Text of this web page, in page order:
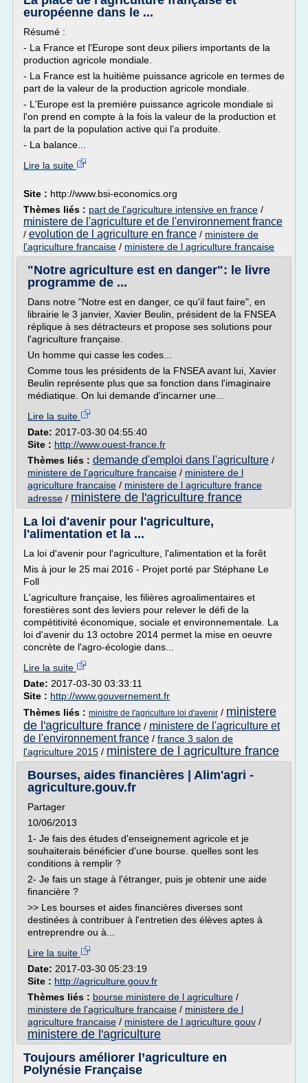
européenne dans le ...
Résumé :
- La France et l'Europe sont deux piliers importants de la
production agricole mondiale.
- La France est la huitième puissance agricole en termes de
part de la valeur de la production agricole mondiale.
- L'Europe est la première puissance agricole mondiale si
l'on prend en compte à la fois la valeur de la production et
la part de la population active qui l'a produite.
- La balance...
Lire la suite
Site : http://www.bsi-economics.org
Thèmes liés : part de l'agriculture intensive en france /
ministere de l'agriculture et de l'environnement france
/ evolution de l agriculture en france / ministere de
l'agriculture francaise / ministere de l agriculture francaise
"Notre agriculture est en danger": le livre
programme de ...
Dans notre "Notre est en danger, ce qu'il faut faire", en
librairie le 3 janvier, Xavier Beulin, président de la FNSEA
réplique à ses détracteurs et propose ses solutions pour
l'agriculture française.
Un homme qui casse les codes...
Comme tous les présidents de la FNSEA avant lui, Xavier
Beulin représente plus que sa fonction dans l'imaginaire
médiatique. On lui demande d'incarner une...
Lire la suite
Date: 2017-03-30 04:55:40
Site : http://www.ouest-france.fr
Thèmes liés : demande d'emploi dans l'agriculture /
ministere de l'agriculture francaise / ministere de l
agriculture francaise / ministere de l agriculture france
adresse / ministere de l'agriculture france
La loi d'avenir pour l'agriculture,
l'alimentation et la ...
La loi d'avenir pour l'agriculture, l'alimentation et la forêt
Mis à jour le 25 mai 2016 - Projet porté par Stéphane Le
Foll
L'agriculture française, les filières agroalimentaires et
forestières sont des leviers pour relever le défi de la
compétitivité économique, sociale et environnementale. La
loi d'avenir du 13 octobre 2014 permet la mise en oeuvre
concrète de l'agro-écologie dans...
Lire la suite
Date: 2017-03-30 03:33:11
Site : http://www.gouvernement.fr
Thèmes liés : ministre de l'agriculture loi d'avenir / ministere
de l'agriculture france / ministere de l'agriculture et
de l'environnement france / france 3 salon de
l'agriculture 2015 / ministere de l agriculture france
Bourses, aides financières | Alim'agri -
agriculture.gouv.fr
Partager
10/06/2013
1- Je fais des études d'enseignement agricole et je
souhaiterais bénéficier d'une bourse. quelles sont les
conditions à remplir ?
2- Je fais un stage à l'étranger, puis je obtenir une aide
financière ?
>> Les bourses et aides financières diverses sont
destinées à contribuer à l'entretien des élèves aptes à
entreprendre ou à...
Lire la suite
Date: 2017-03-30 05:23:19
Site : http://agriculture.gouv.fr
Thèmes liés : bourse ministere de l agriculture /
ministere de l'agriculture francaise / ministere de l
agriculture francaise / ministere de l agriculture gouv /
ministere de l'agriculture
Toujours améliorer l’agriculture en
Polynésie Française